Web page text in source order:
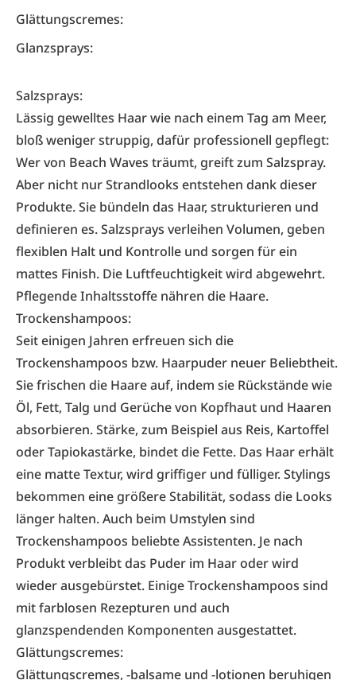
Glättungscremes:
Glanzsprays:
Salzsprays:
Lässig gewelltes Haar wie nach einem Tag am Meer,
bloß weniger struppig, dafür professionell gepflegt:
Wer von Beach Waves träumt, greift zum Salzspray.
Aber nicht nur Strandlooks entstehen dank dieser
Produkte. Sie bündeln das Haar, strukturieren und
definieren es. Salzsprays verleihen Volumen, geben
flexiblen Halt und Kontrolle und sorgen für ein
mattes Finish. Die Luftfeuchtigkeit wird abgewehrt.
Pflegende Inhaltsstoffe nähren die Haare.
Trockenshampoos:
Seit einigen Jahren erfreuen sich die
Trockenshampoos bzw. Haarpuder neuer Beliebtheit.
Sie frischen die Haare auf, indem sie Rückstände wie
Öl, Fett, Talg und Gerüche von Kopfhaut und Haaren
absor­bieren. Stärke, zum Beispiel aus Reis, Kartoffel
oder Tapiokastärke, bindet die Fette. Das Haar erhält
eine matte Textur, wird griffiger und fülliger. Stylings
bekommen eine größere Stabilität, sodass die Looks
länger halten. Auch beim Umstylen sind
Trockenshampoos beliebte Assistenten. Je nach
Produkt verbleibt das Puder im Haar oder wird
wieder aus­gebürstet. Einige Trockenshampoos sind
mit farblosen Rezepturen und auch
glanzspendenden Komponenten ausgestattet.
Glättungscremes:
Glättungscremes, -balsame und -lotionen beruhigen